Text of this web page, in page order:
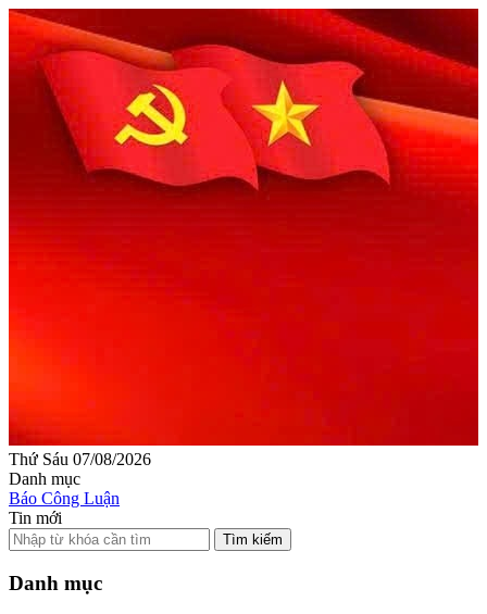
Thứ Sáu 07/08/2026
Danh mục
Báo Công Luận
Tin mới
Tìm kiếm
Danh mục